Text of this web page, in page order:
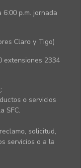
6:00 p.m. jornada
Claro y Tigo)
extensiones 2334
:
o servicios
SFC.
solicitud,
servicios o a la